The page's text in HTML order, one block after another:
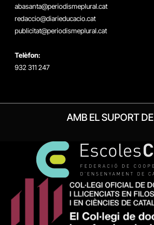
abasanta@periodismeplural.cat
redaccio@diarieducacio.cat
publicitat@periodismeplural.cat
Telèfon:
932 311 247
AMB EL SUPORT DE